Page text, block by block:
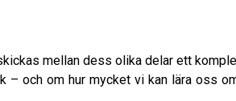
mellan dess olika delar ett
– och om hur mycket vi kan lära oss